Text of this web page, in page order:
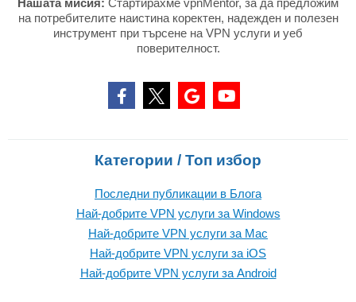
Нашата мисия: Стартирахме vpnMentor, за да предложим
на потребителите наистина коректен, надежден и полезен
инструмент при търсене на VPN услуги и уеб
поверителност.
Категории / Топ избор
Последни публикации в Блога
Най-добрите VPN услуги за Windows
Най-добрите VPN услуги за Mac
Най-добрите VPN услуги за iOS
Най-добрите VPN услуги за Android